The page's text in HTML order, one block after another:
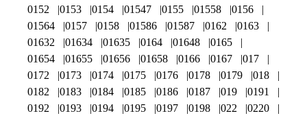
0152
0153 0154 01547 0155 01558
0156
01564
0157 0158 01586 01587 0162
0163
01632
01634 01635 0164 01648
0165
01654
01655 01656 01658 0166 0167
017
0172
0173 0174 0175 0176 0178 0179
018
0182
0183 0184 0185 0186 0187 019
0191
0192
0193 0194 0195 0197 0198 022
0220